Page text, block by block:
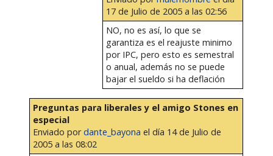
17 de Julio de 2005 a las 02:56
NO, no es así, lo que se
garantiza es el reajuste minimo
por IPC, pero esto es semestral
o anual, además no se puede
bajar el sueldo si ha deflación
Preguntas para liberales y el amigo Stones en
especial
Enviado pordante_bayona el día 14 de Julio de
2005 a las 08:02